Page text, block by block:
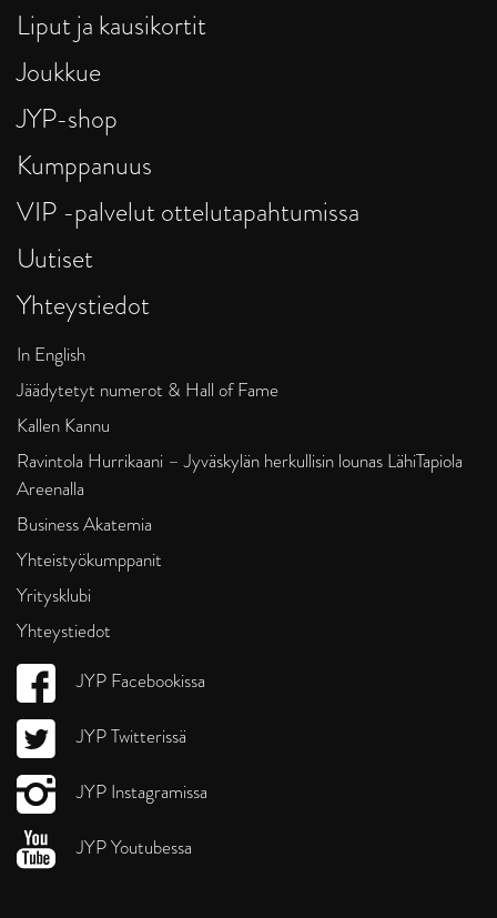
Liput ja kausikortit
Joukkue
JYP-shop
Kumppanuus
VIP -palvelut ottelutapahtumissa
Uutiset
Yhteystiedot
In English
Jäädytetyt numerot & Hall of Fame
Kallen Kannu
Ravintola Hurrikaani – Jyväskylän herkullisin lounas LähiTapiola
Areenalla
Business Akatemia
Yhteistyökumppanit
Yritysklubi
Yhteystiedot
JYP Facebookissa
JYP Twitterissä
JYP Instagramissa
JYP Youtubessa